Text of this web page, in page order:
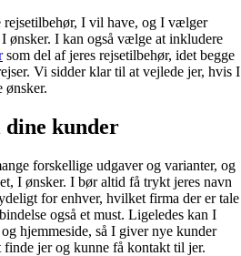
I vil have, og I vælger
ønsker. I kan også vælge at inkludere
som del af jeres rejsetilbehør, idet begge
Vi sidder klar til at vejlede jer, hvis I
ønsker.
kunder
forskellige udgaver og varianter, og
I ønsker. I bør altid få trykt jeres navn
for enhver, hvilket firma der er tale
også et must. Ligeledes kan I
hjemmeside, så I giver nye kunder
jer og kunne få kontakt til jer.